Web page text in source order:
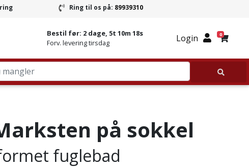
på sokkel
fuglebad
levering Ring til Granitbutikken 89939310
Ring til os på: 89939310
Bestil før: 2 dage, 5t 10m 18s
Forv. levering tirsdag
Login 0